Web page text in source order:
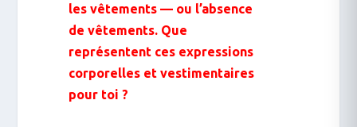
les vêtements — ou l’absence
de vêtements. Que
représentent ces expressions
corporelles et vestimentaires
pour toi ?